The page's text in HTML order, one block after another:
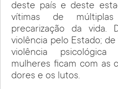
deste país e deste
vítimas de
precarização da vida.
violência pelo Estado;
violência
mulheres ficam com as
dores e os lutos.